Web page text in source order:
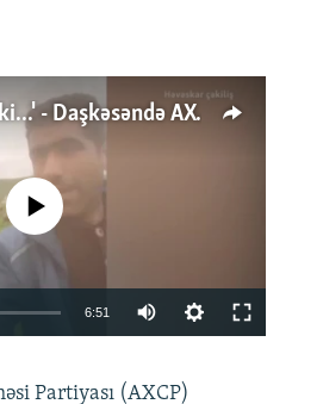
'Məni təpiklədilər ki...' - Daşkəsəndə AXCP fəalının yaxınları onun həbsinə etiraz edirlər
currently available
6:51
360p
Partiyası (AXCP)